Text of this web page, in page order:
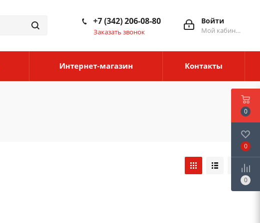
Войти
Мой кабинет
+7 (342) 206-08-80
Заказать звонок
Интернет-магазин Контакты
0
0
0